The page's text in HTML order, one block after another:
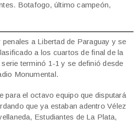
Botafogo, último campeón,
a Libertad de Paraguay y se
a los cuartos de final de la
terminó 1-1 y se definió desde
Monumental.
para el octavo equipo que disputará
que ya estaban adentro Vélez
Estudiantes de La Plata,